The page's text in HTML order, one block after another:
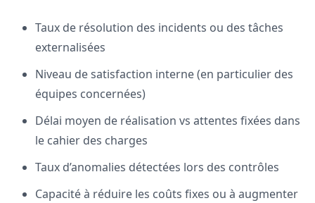
Taux de résolution des incidents ou des tâches
externalisées
Niveau de satisfaction interne (en particulier des
équipes concernées)
Délai moyen de réalisation vs attentes fixées dans
le cahier des charges
Taux d’anomalies détectées lors des contrôles
Capacité à réduire les coûts fixes ou à augmenter